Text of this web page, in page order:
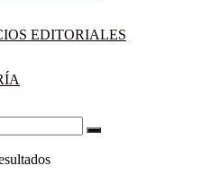
EDITORIALES